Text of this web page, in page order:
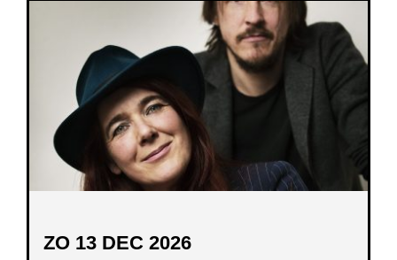
VENSTER
ZO 13 DEC 2026